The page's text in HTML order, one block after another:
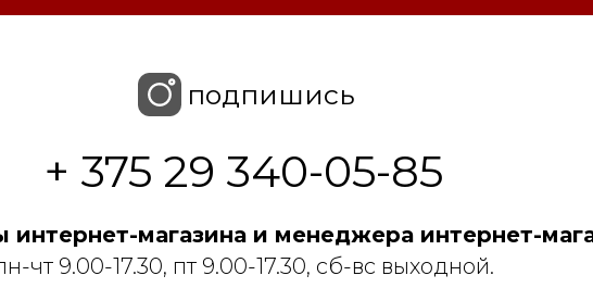
подпишись
+ 375 29 340-05-85
магазина и менеджера интернет-
чт 9.00-17.30, пт 9.00-17.30, сб-вс выходной.